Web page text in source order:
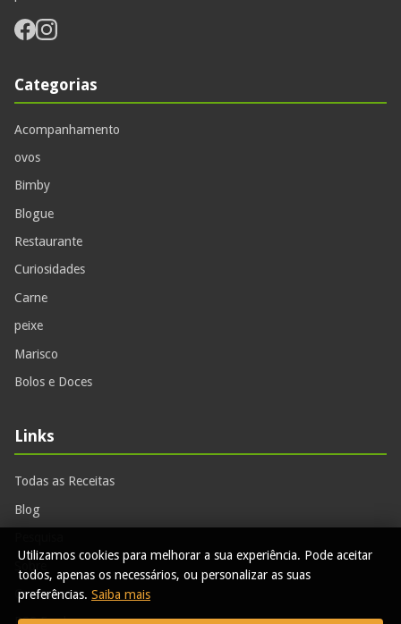
Categorias
Acompanhamento
ovos
Bimby
Blogue
Restaurante
Curiosidades
Carne
peixe
Marisco
Bolos e Doces
Links
Todas as Receitas
Blog
Contactos
Utilizamos cookies para melhorar a sua experiência. Pode aceitar
todos, apenas os necessários, ou personalizar as suas
preferências. Saiba mais